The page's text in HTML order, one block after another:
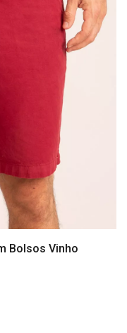
Bolsos Vinho